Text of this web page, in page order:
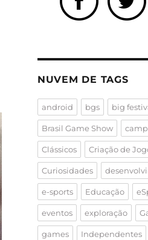
NUVEM DE TAGS
android bgs big
Brasil Game Show
Clássicos Criação de
Curiosidades
e-sports Educação
eventos exploração
games Independentes